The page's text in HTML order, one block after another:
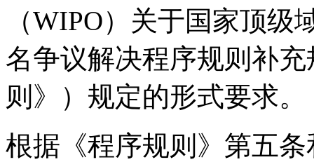
（WIPO）关于国家顶
名争议解决程序规则补
则》）规定的形式要求。
根据《程序规则》第五